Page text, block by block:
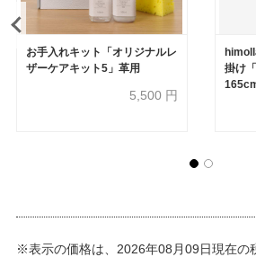
お手入れキット「オリジナルレ
ザーケアキット5」革用
5,500 円
掛け
※表示の価格は、2026年08月09日現在の